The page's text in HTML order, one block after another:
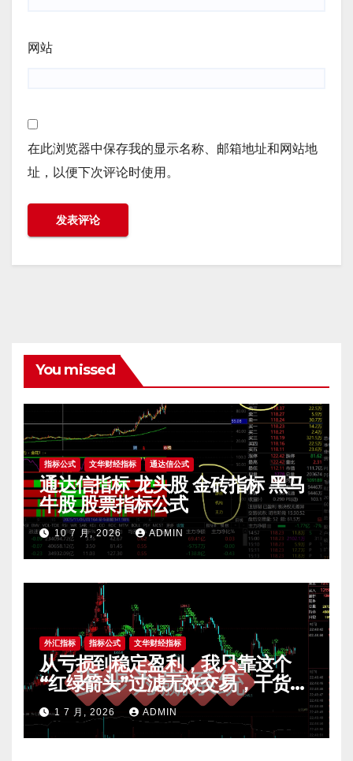
网站
在此浏览器中保存我的显示名称、邮箱地址和网站地
址，以便下次评论时使用。
You missed
指标公式 文华财经指标 通达信公式
通达信指标 龙头股 金砖指标 黑马
牛股 股票指标公式
10 7 月, 2026 ADMIN
外汇指标 指标公式 文华财经指标
从亏损到稳定盈利，我只靠这个
“红绿箭头”过滤无效交易，干货全
公开 mt4指标
1 7 月, 2026 ADMIN